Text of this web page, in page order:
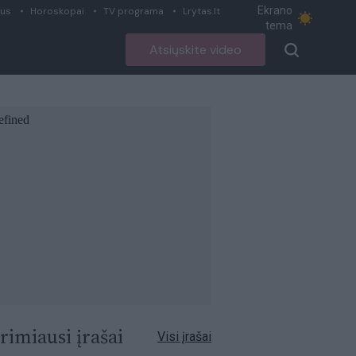
Horoskopai TV programa Lrytas.lt
Ekrano
tema
Atsiųskite video
įrašai Visi įrašai